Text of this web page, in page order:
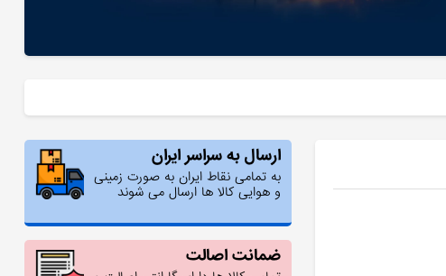
ارسال به سراسر ایران
به تمامی نقاط ایران به صورت زمینی
و هوایی کالا ها ارسال می شوند
ضمانت اصالت